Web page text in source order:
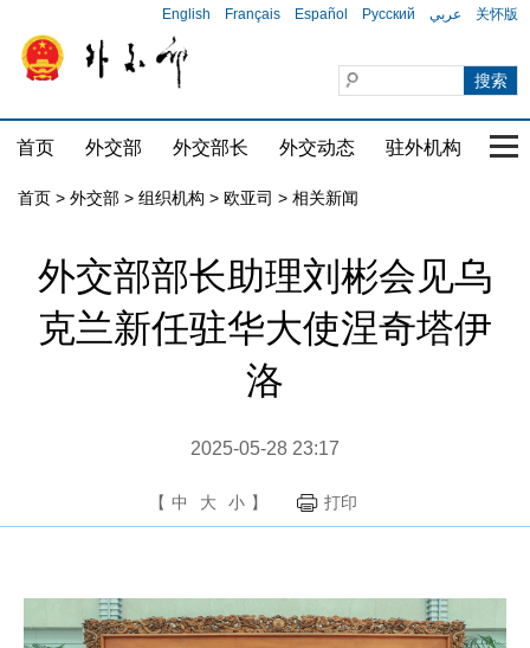
English Français Español Русский عربي 关怀版
首页 外交部 外交部长 外交动态 驻外机构 国
首页 > 外交部 > 组织机构 > 欧亚司 > 相关新闻
外交部部长助理刘彬会见乌
克兰新任驻华大使涅奇塔伊
洛
2025-05-28 23:17
【 中 大 小 】 打印